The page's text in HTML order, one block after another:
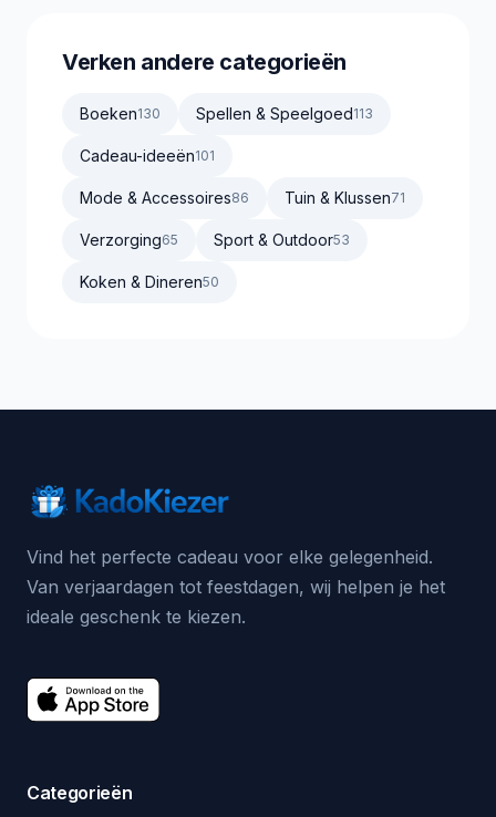
Verken andere categorieën
Boeken130 Spellen & Speelgoed113
Cadeau-ideeën101
Mode & Accessoires86 Tuin & Klussen71
Verzorging65 Sport & Outdoor53
Koken & Dineren50
Vind het perfecte cadeau voor elke gelegenheid.
Van verjaardagen tot feestdagen, wij helpen je het
ideale geschenk te kiezen.
Categorieën